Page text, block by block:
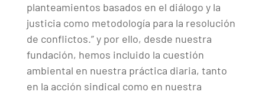
planteamientos basados en el diálogo y la
justicia como metodología para la resolución
de conflictos.” y por ello, desde nuestra
fundación, hemos incluido la cuestión
ambiental en nuestra práctica diaria, tanto
en la acción sindical como en nuestra